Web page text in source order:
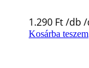
1.290 Ft
Kosárba teszem